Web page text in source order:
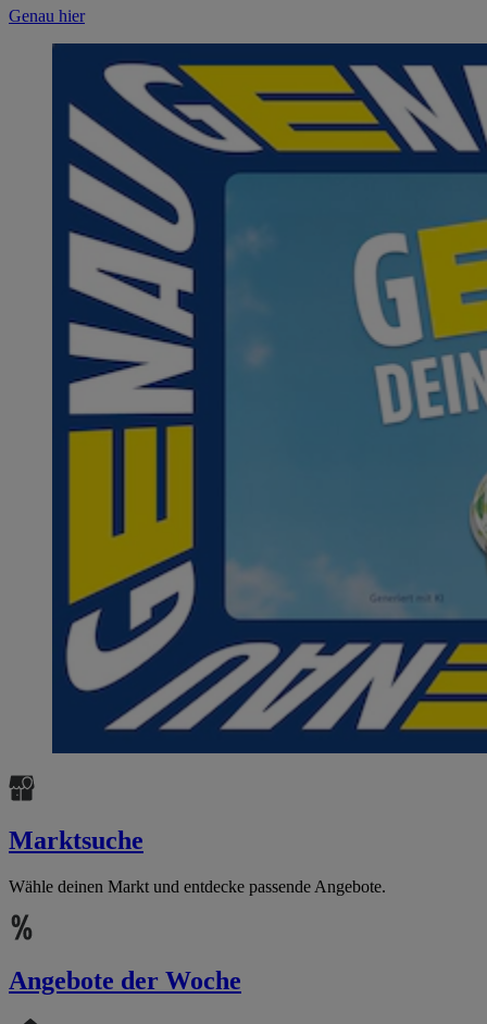
Genau hier
Marktsuche
Wähle deinen Markt und entdecke passende Angebote.
Angebote der Woche